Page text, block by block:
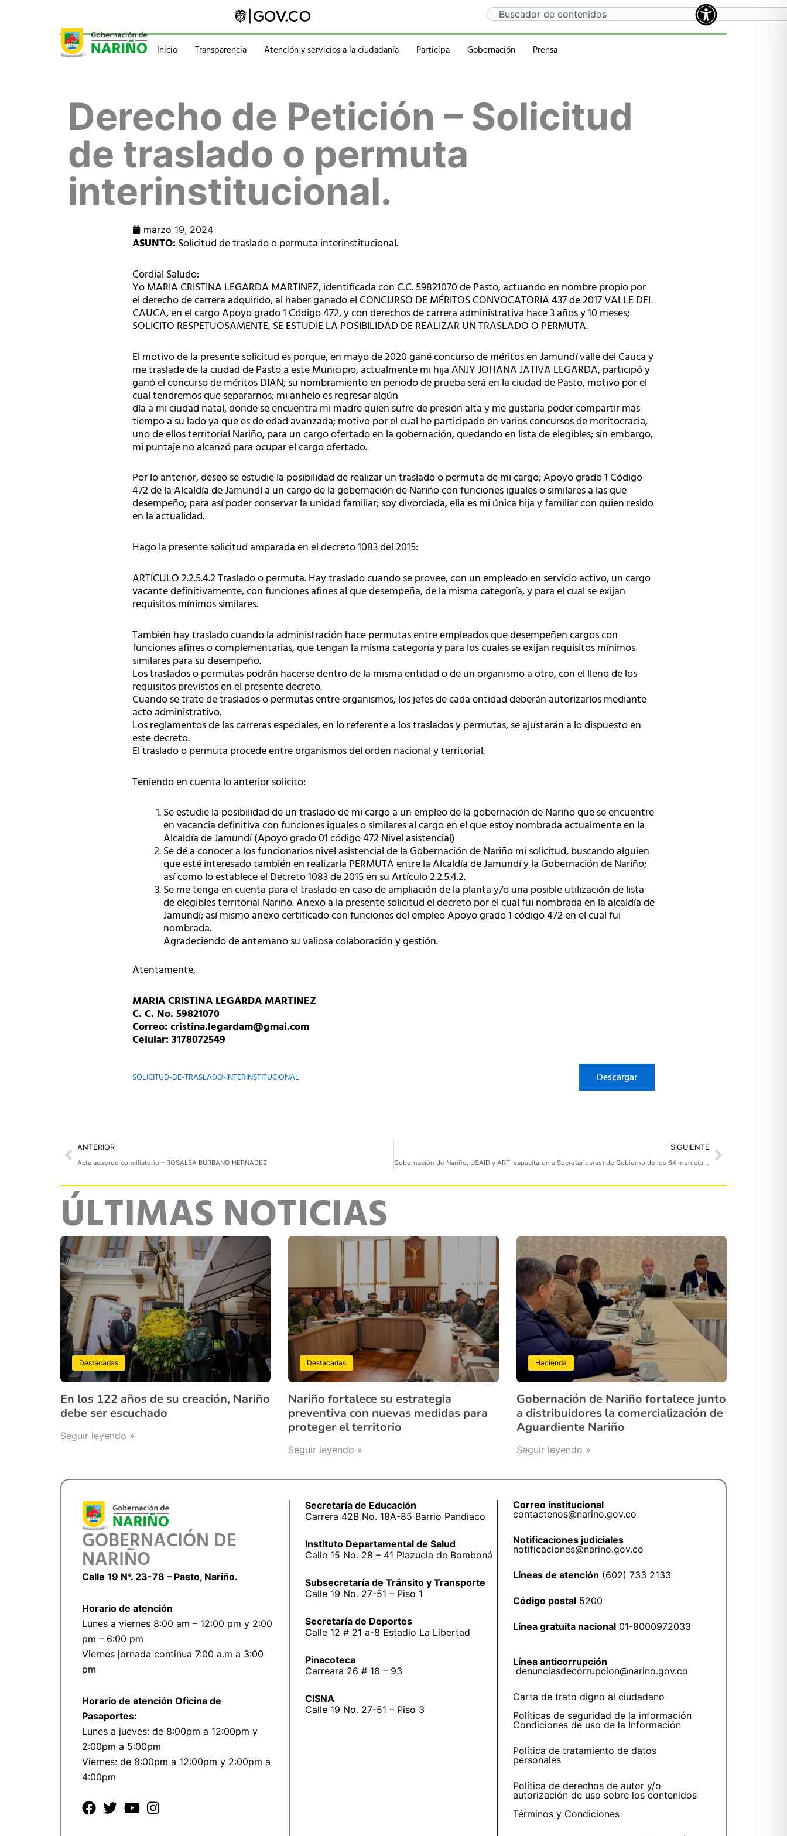
contenido
Search
Inicio Transparencia Atención y servicios a la ciudadanía
Pasaportes
Normatividad
Notificaciones
Calendario de eventos
PQRSD
Ubicación
Participa Gobernación
Gobernador
Información administrativa
Historia
Símbolos
Mapa
Personajes
2020-2023
2016-2019
2012-2015
Prensa
Derecho de Petición – Solicitud
de traslado o permuta
interinstitucional.
marzo 19, 2024
ASUNTO: Solicitud de traslado o permuta interinstitucional.
Cordial Saludo:
Yo MARIA CRISTINA LEGARDA MARTINEZ, identificada con C.C. 59821070 de Pasto, actuando en nombre propio por
el derecho de carrera adquirido, al haber ganado el CONCURSO DE MÉRITOS CONVOCATORIA 437 de 2017 VALLE DEL
CAUCA, en el cargo Apoyo grado 1 Código 472, y con derechos de carrera administrativa hace 3 años y 10 meses;
SOLICITO RESPETUOSAMENTE, SE ESTUDIE LA POSIBILIDAD DE REALIZAR UN TRASLADO O PERMUTA.
El motivo de la presente solicitud es porque, en mayo de 2020 gané concurso de méritos en Jamundí valle del Cauca y
me traslade de la ciudad de Pasto a este Municipio, actualmente mi hija ANJY JOHANA JATIVA LEGARDA, participó y
ganó el concurso de méritos DIAN; su nombramiento en periodo de prueba será en la ciudad de Pasto, motivo por el
cual tendremos que separarnos; mi anhelo es regresar algún
día a mi ciudad natal, donde se encuentra mi madre quien sufre de presión alta y me gustaría poder compartir más
tiempo a su lado ya que es de edad avanzada; motivo por el cual he participado en varios concursos de meritocracia,
uno de ellos territorial Nariño, para un cargo ofertado en la gobernación, quedando en lista de elegibles; sin embargo,
mi puntaje no alcanzó para ocupar el cargo ofertado.
Por lo anterior, deseo se estudie la posibilidad de realizar un traslado o permuta de mi cargo; Apoyo grado 1 Código
472 de la Alcaldía de Jamundí a un cargo de la gobernación de Nariño con funciones iguales o similares a las que
desempeño; para así poder conservar la unidad familiar; soy divorciada, ella es mi única hija y familiar con quien resido
en la actualidad.
Hago la presente solicitud amparada en el decreto 1083 del 2015:
ARTÍCULO 2.2.5.4.2 Traslado o permuta. Hay traslado cuando se provee, con un empleado en servicio activo, un cargo
vacante definitivamente, con funciones afines al que desempeña, de la misma categoría, y para el cual se exijan
requisitos mínimos similares.
También hay traslado cuando la administración hace permutas entre empleados que desempeñen cargos con
funciones afines o complementarias, que tengan la misma categoría y para los cuales se exijan requisitos mínimos
similares para su desempeño.
Los traslados o permutas podrán hacerse dentro de la misma entidad o de un organismo a otro, con el lleno de los
requisitos previstos en el presente decreto.
Cuando se trate de traslados o permutas entre organismos, los jefes de cada entidad deberán autorizarlos mediante
acto administrativo.
Los reglamentos de las carreras especiales, en lo referente a los traslados y permutas, se ajustarán a lo dispuesto en
este decreto.
El traslado o permuta procede entre organismos del orden nacional y territorial.
Teniendo en cuenta lo anterior solicito:
Se estudie la posibilidad de un traslado de mi cargo a un empleo de la gobernación de Nariño que se encuentre
en vacancia definitiva con funciones iguales o similares al cargo en el que estoy nombrada actualmente en la
Alcaldía de Jamundí (Apoyo grado 01 código 472 Nivel asistencial)
Se dé a conocer a los funcionarios nivel asistencial de la Gobernación de Nariño mi solicitud, buscando alguien
que esté interesado también en realizarla PERMUTA entre la Alcaldía de Jamundí y la Gobernación de Nariño;
así como lo establece el Decreto 1083 de 2015 en su Artículo 2.2.5.4.2.
Se me tenga en cuenta para el traslado en caso de ampliación de la planta y/o una posible utilización de lista
de elegibles territorial Nariño. Anexo a la presente solicitud el decreto por el cual fui nombrada en la alcaldía de
Jamundí; así mismo anexo certificado con funciones del empleo Apoyo grado 1 código 472 en el cual fui
nombrada.
Agradeciendo de antemano su valiosa colaboración y gestión.
Atentamente,
MARIA CRISTINA LEGARDA MARTINEZ
C. C. No. 59821070
Correo: cristina.legardam@gmai.com
Celular: 3178072549
SOLICITUD-DE-TRASLADO-INTERINSTITUCIONAL Descargar
Prev
ANTERIOR
Acta acuerdo conciliatorio – ROSALBA BURBANO HERNADEZ
SIGUIENTE
Gobernación de Nariño, USAID y ART, capacitaron a Secretarios(as) de Gobierno de los 64 municipios del departamento de Nariño, en la elaboración del capítulo “Construcción de Paz, del Programa Gobernabilidad Responsable”.
Next
ÚLTIMAS NOTICIAS
Destacadas
En los 122 años de su creación, Nariño
debe ser escuchado
Seguir leyendo »
Destacadas
Nariño fortalece su estrategia
preventiva con nuevas medidas para
proteger el territorio
Seguir leyendo »
Hacienda
Gobernación de Nariño fortalece junto
a distribuidores la comercialización de
Aguardiente Nariño
Seguir leyendo »
GOBERNACIÓN DE
NARIÑO
Calle 19 N°. 23-78 – Pasto, Nariño.
Horario de atención
Lunes a viernes 8:00 am – 12:00 pm y 2:00
pm – 6:00 pm
Viernes jornada continua 7:00 a.m a 3:00
pm
Horario de atención Oficina de
Pasaportes:
Lunes a jueves: de 8:00pm a 12:00pm y
2:00pm a 5:00pm
Viernes: de 8:00pm a 12:00pm y 2:00pm a
4:00pm
Secretaría de Educación
Carrera 42B No. 18A-85 Barrio Pandiaco
Instituto Departamental de Salud
Calle 15 No. 28 – 41 Plazuela de Bomboná
Subsecretaría de Tránsito y Transporte
Calle 19 No. 27-51 – Piso 1
Secretaría de Deportes
Calle 12 # 21 a-8 Estadio La Libertad
Pinacoteca
Carreara 26 # 18 – 93
CISNA
Calle 19 No. 27-51 – Piso 3
Correo institucional
contactenos@narino.gov.co
Notificaciones judiciales
notificaciones@narino.gov.co
Líneas de atención (602) 733 2133
Código postal 5200
Línea gratuita nacional 01-8000972033
Línea anticorrupción
denunciasdecorrupcion@narino.gov.co
Carta de trato digno al ciudadano
Políticas de seguridad de la información
Condiciones de uso de la Información
Política de tratamiento de datos
personales
Política de derechos de autor y/o
autorización de uso sobre los contenidos
Términos y Condiciones